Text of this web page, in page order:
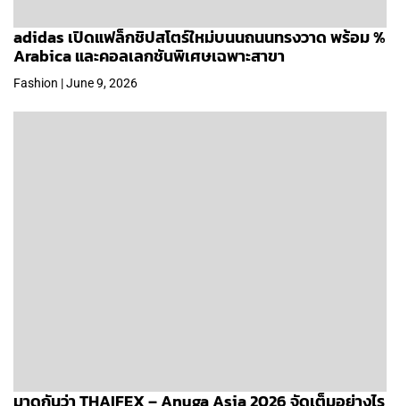
adidas เปิดแฟล็กชิปสโตร์ใหม่บนนถนนทรงวาด พร้อม %
Arabica และคอลเลกชันพิเศษเฉพาะสาขา
Fashion | June 9, 2026
มาดูกันว่า THAIFEX – Anuga Asia 2026 จัดเต็มอย่างไร